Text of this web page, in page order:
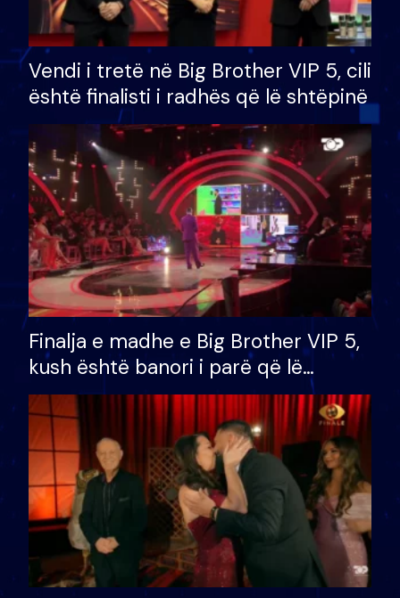
Vendi i tretë në Big Brother VIP 5, cili
është finalisti i radhës që lë shtëpinë
Finalja e madhe e Big Brother VIP 5,
kush është banori i parë që lë
shtëpinë dhe humb mundësinë për
të fituar çmimin e madh